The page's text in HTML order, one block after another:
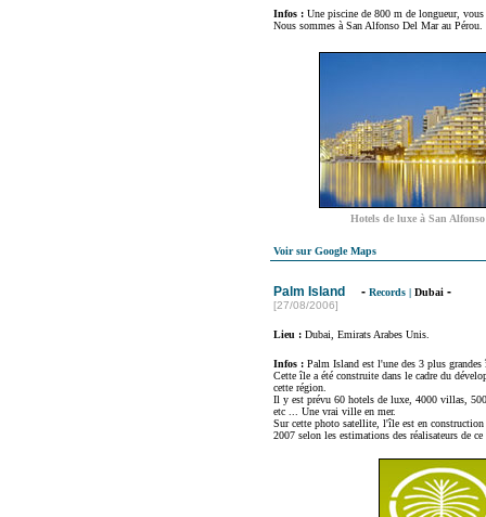
Infos : Une piscine de 800 m de longueur, vous
Nous sommes à San Alfonso Del Mar au Pérou.
Hotels de luxe à San
Voir sur Google Maps
Palm Island - Records | Dubai -
[27/08/2006]
Lieu : Dubai, Emirats Arabes Unis.
Infos : Palm Island est l'une des 3 plus
Cette île a été construite dans le cadre du
cette région.
Il y est prévu 60 hotels de luxe, 4000 villas,
etc ... Une vrai ville en mer.
Sur cette photo satellite, l'île est en construction
2007 selon les estimations des réalisateurs de